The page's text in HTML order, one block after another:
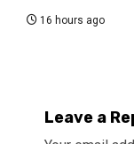
16 hours ago
Leave a